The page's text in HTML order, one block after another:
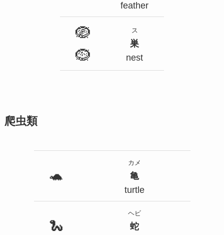
feather
🪺
🪹
ス
巣
nest
爬虫類
🐢
カメ
亀
turtle
🐍
ヘビ
蛇